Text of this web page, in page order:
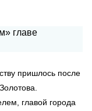
пришлось после
главой города